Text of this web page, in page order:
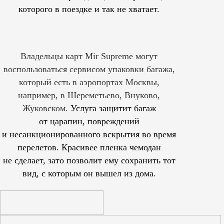
которого в поездке и так не хватает.
Владельцы карт Mir Supreme могут
воспользоваться сервисом упаковки багажа,
который есть в аэропортах Москвы,
например, в Шереметьево, Внуково,
Жуковском. Услуга защитит багаж
от царапин, повреждений
и несанкционированного вскрытия во время
перелетов. Красивее пленка чемодан
не сделает, зато позволит ему сохранить тот
вид, с которым он вышел из дома.